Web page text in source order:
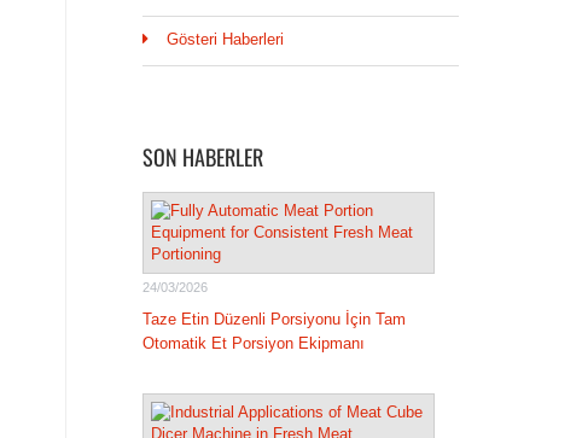
Gösteri Haberleri
SON HABERLER
24/03/2026
Taze Etin Düzenli Porsiyonu İçin Tam
Otomatik Et Porsiyon Ekipmanı